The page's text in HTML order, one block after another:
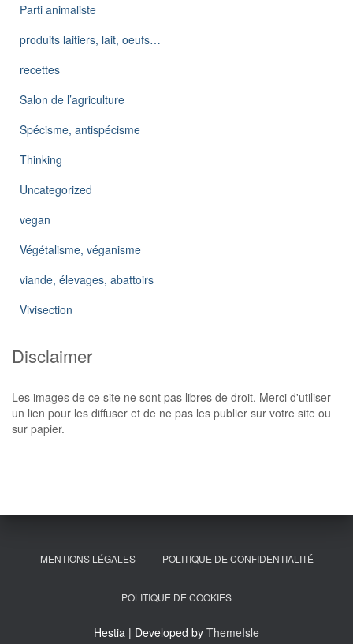
Parti animaliste
produits laitiers, lait, oeufs…
recettes
Salon de l’agriculture
Spécisme, antispécisme
Thinking
Uncategorized
vegan
Végétalisme, véganisme
viande, élevages, abattoirs
Vivisection
Disclaimer
Les images de ce site ne sont pas libres de droit. Merci d'utiliser
un lien pour les diffuser et de ne pas les publier sur votre site ou
sur papier.
MENTIONS LÉGALES POLITIQUE DE CONFIDENTIALITÉ
POLITIQUE DE COOKIES
Hestia | Developed by ThemeIsle